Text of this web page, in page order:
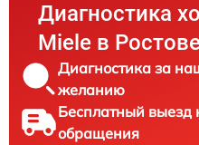
Диагностика
Miele в
Диагностика за
желанию
Бесплатный выезд
обращения